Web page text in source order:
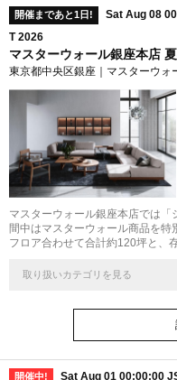
開催まであと1日!
Sat Aug 08
T 2026
マスターウォール銀座本店
東京都中央区銀座｜マスターウォ
マスターウォール銀座本店では
間中はマスターウォール商品を
フロア合わせて合計約120坪と、
取り扱いカテゴリを見る
開催中! Sat Aug 01 00:00:00